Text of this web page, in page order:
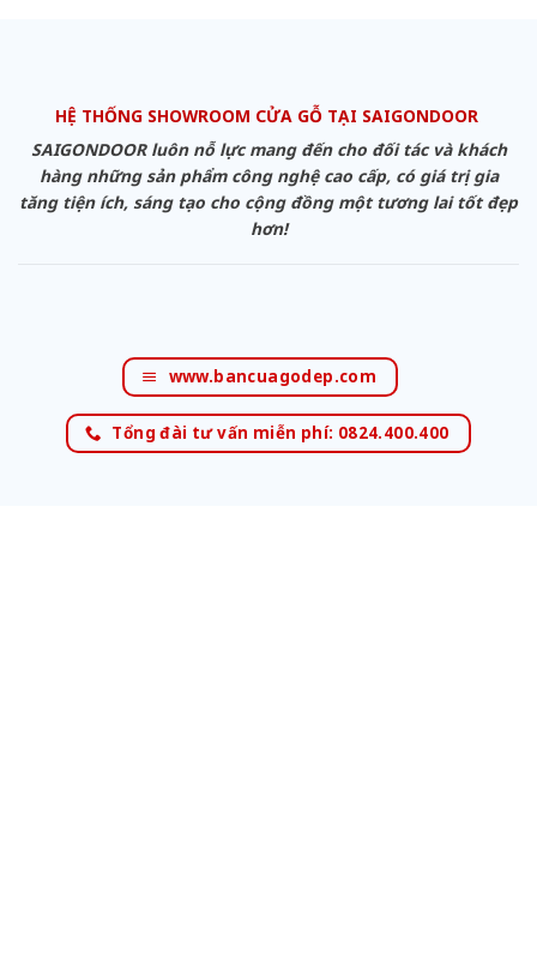
HỆ THỐNG SHOWROOM CỬA GỖ TẠI SAIGONDOOR
SAIGONDOOR luôn nỗ lực mang đến cho đối tác và khách
hàng những sản phẩm công nghệ cao cấp, có giá trị gia
tăng tiện ích, sáng tạo cho cộng đồng một tương lai tốt đẹp
hơn!
www.bancuagodep.com
Tổng đài tư vấn miễn phí: 0824.400.400